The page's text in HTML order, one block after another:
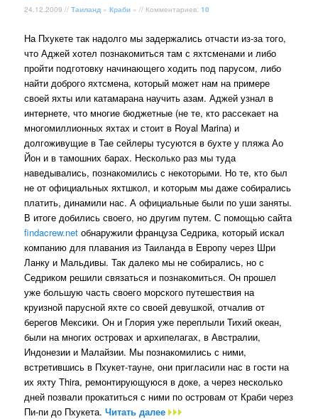
24.12.2009 //Таиланд »Краби » // Комментариев:10
На Пхукете так надолго мы задержались отчасти из-за того,
что Аджей хотел познакомиться там с яхтсменами и либо
пройти подготовку начинающего ходить под парусом, либо
найти доброго яхтсмена, который может нам на примере
своей яхты или катамарана научить азам. Аджей узнал в
интернете, что многие бюджетные (не те, кто рассекает на
многомиллионных яхтах и стоит в Royal Marina) и
долгоживущие в Тае сейлеры тусуются в бухте у пляжа Ао
Йон и в тамошних барах. Несколько раз мы туда
наведывались, познакомились с некоторыми. Но те, кто был
не от официальных яхтшкол, и которым мы даже собирались
платить, динамили нас. А официальные были по уши заняты.
В итоге добились своего, но другим путем. С помощью сайта
findacrew.net обнаружили француза Седрика, который искал
компанию для плавания из Таиланда в Европу через Шри
Ланку и Мальдивы. Так далеко мы не собирались, но с
Седриком решили связаться и познакомиться. Он прошел
уже большую часть своего морского путешествия на
круизной парусной яхте со своей девушкой, отчалив от
берегов Мексики. Он и Глория уже переплыли Тихий океан,
были на многих островах и архипелагах, в Австралии,
Индонезии и Малайзии. Мы познакомились с ними,
встретившись в Пхукет-тауне, они пригласили нас в гости на
их яхту Thira, ремонтирующуюся в доке, а через несколько
дней позвали прокатиться с ними по островам от Краби через
Пи-пи до Пхукета.Читать далее